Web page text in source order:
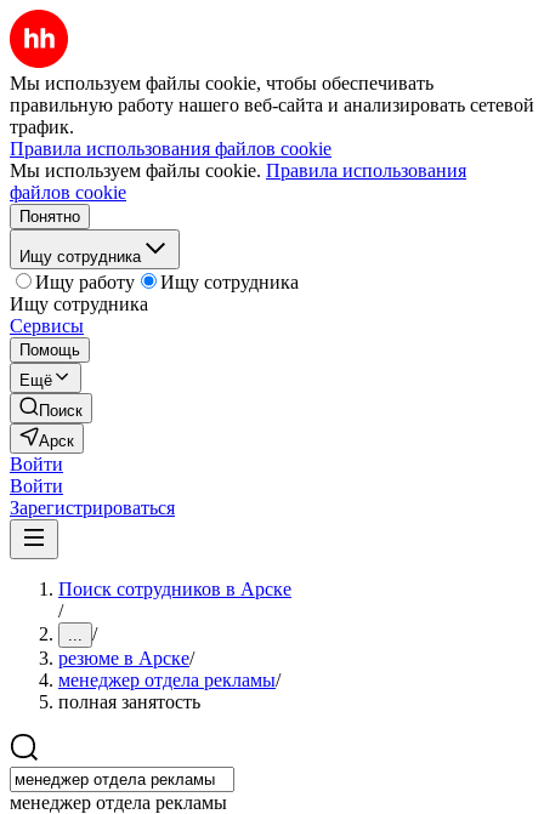
Мы используем файлы cookie, чтобы обеспечивать
правильную работу нашего веб-сайта и анализировать сетевой
трафик.
Правила использования файлов cookie
Мы используем файлы cookie. Правила использования
файлов cookie
Понятно
Ищу сотрудника
Ищу работу
Ищу сотрудника
Ищу сотрудника
Сервисы
Помощь
Ещё
Поиск
Арск
Войти
Войти
Зарегистрироваться
Поиск сотрудников в Арске
/
... /
резюме в Арске/
менеджер отдела рекламы/
полная занятость
менеджер отдела рекламы